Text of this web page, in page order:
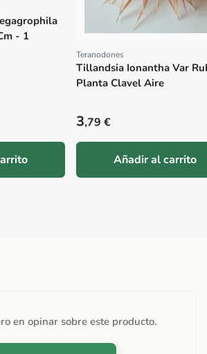
- 1
Proveedor:
Teranodones
Tillandsia Ionantha Var
Planta Clavel Aire
Precio habitual
3,79 €
Añadir al carrito
en opinar sobre este producto.